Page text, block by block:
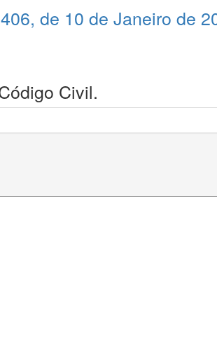
de 10 de Janeiro de
Civil.